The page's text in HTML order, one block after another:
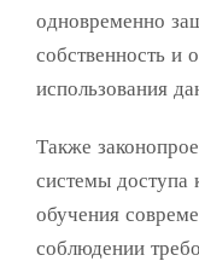
одновременно
собственность и
использования
Также
системы
обучения
соблюдении